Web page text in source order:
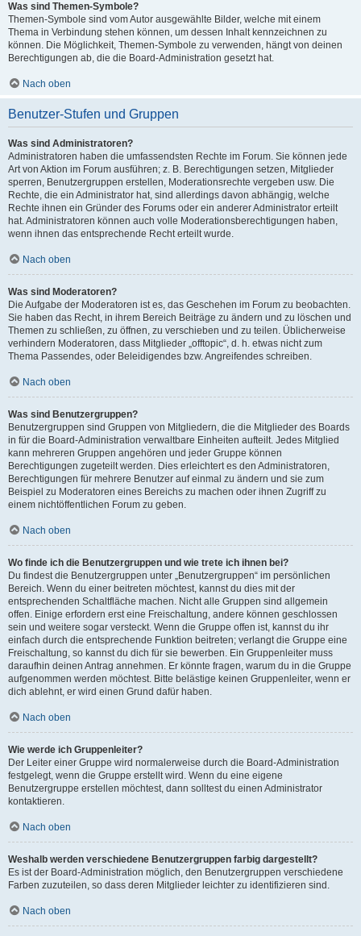
Was sind Themen-Symbole?
Themen-Symbole sind vom Autor ausgewählte Bilder, welche mit einem
Thema in Verbindung stehen können, um dessen Inhalt kennzeichnen zu
können. Die Möglichkeit, Themen-Symbole zu verwenden, hängt von deinen
Berechtigungen ab, die die Board-Administration gesetzt hat.
Nach oben
Benutzer-Stufen und Gruppen
Was sind Administratoren?
Administratoren haben die umfassendsten Rechte im Forum. Sie können jede
Art von Aktion im Forum ausführen; z. B. Berechtigungen setzen, Mitglieder
sperren, Benutzergruppen erstellen, Moderationsrechte vergeben usw. Die
Rechte, die ein Administrator hat, sind allerdings davon abhängig, welche
Rechte ihnen ein Gründer des Forums oder ein anderer Administrator erteilt
hat. Administratoren können auch volle Moderationsberechtigungen haben,
wenn ihnen das entsprechende Recht erteilt wurde.
Nach oben
Was sind Moderatoren?
Die Aufgabe der Moderatoren ist es, das Geschehen im Forum zu beobachten.
Sie haben das Recht, in ihrem Bereich Beiträge zu ändern und zu löschen und
Themen zu schließen, zu öffnen, zu verschieben und zu teilen. Üblicherweise
verhindern Moderatoren, dass Mitglieder „offtopic“, d. h. etwas nicht zum
Thema Passendes, oder Beleidigendes bzw. Angreifendes schreiben.
Nach oben
Was sind Benutzergruppen?
Benutzergruppen sind Gruppen von Mitgliedern, die die Mitglieder des Boards
in für die Board-Administration verwaltbare Einheiten aufteilt. Jedes Mitglied
kann mehreren Gruppen angehören und jeder Gruppe können
Berechtigungen zugeteilt werden. Dies erleichtert es den Administratoren,
Berechtigungen für mehrere Benutzer auf einmal zu ändern und sie zum
Beispiel zu Moderatoren eines Bereichs zu machen oder ihnen Zugriff zu
einem nichtöffentlichen Forum zu geben.
Nach oben
Wo finde ich die Benutzergruppen und wie trete ich ihnen bei?
Du findest die Benutzergruppen unter „Benutzergruppen“ im persönlichen
Bereich. Wenn du einer beitreten möchtest, kannst du dies mit der
entsprechenden Schaltfläche machen. Nicht alle Gruppen sind allgemein
offen. Einige erfordern erst eine Freischaltung, andere können geschlossen
sein und weitere sogar versteckt. Wenn die Gruppe offen ist, kannst du ihr
einfach durch die entsprechende Funktion beitreten; verlangt die Gruppe eine
Freischaltung, so kannst du dich für sie bewerben. Ein Gruppenleiter muss
daraufhin deinen Antrag annehmen. Er könnte fragen, warum du in die Gruppe
aufgenommen werden möchtest. Bitte belästige keinen Gruppenleiter, wenn er
dich ablehnt, er wird einen Grund dafür haben.
Nach oben
Wie werde ich Gruppenleiter?
Der Leiter einer Gruppe wird normalerweise durch die Board-Administration
festgelegt, wenn die Gruppe erstellt wird. Wenn du eine eigene
Benutzergruppe erstellen möchtest, dann solltest du einen Administrator
kontaktieren.
Nach oben
Weshalb werden verschiedene Benutzergruppen farbig dargestellt?
Es ist der Board-Administration möglich, den Benutzergruppen verschiedene
Farben zuzuteilen, so dass deren Mitglieder leichter zu identifizieren sind.
Nach oben